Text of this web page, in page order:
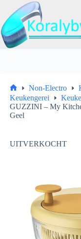
naar
de
inhoud
Home
Non-Electro
Keukengerei
GUZZINI – My
Geel
UITVERKOCHT